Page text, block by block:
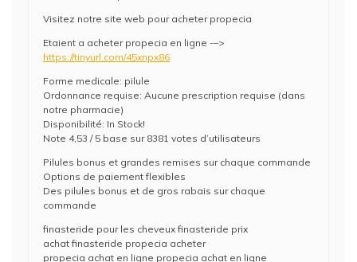
Visitez notre site web pour acheter propecia
Etaient a acheter propecia en ligne -–>
https://tinyurl.com/45xnpx86
Forme medicale: pilule
Ordonnance requise: Aucune prescription requise (dans
notre pharmacie)
Disponibilité: In Stock!
Note 4,53 / 5 base sur 8381 votes d’utilisateurs
Pilules bonus et grandes remises sur chaque commande
Options de paiement flexibles
Des pilules bonus et de gros rabais sur chaque
commande
finasteride pour les cheveux finasteride prix
achat finasteride propecia acheter
propecia achat en ligne propecia achat en ligne